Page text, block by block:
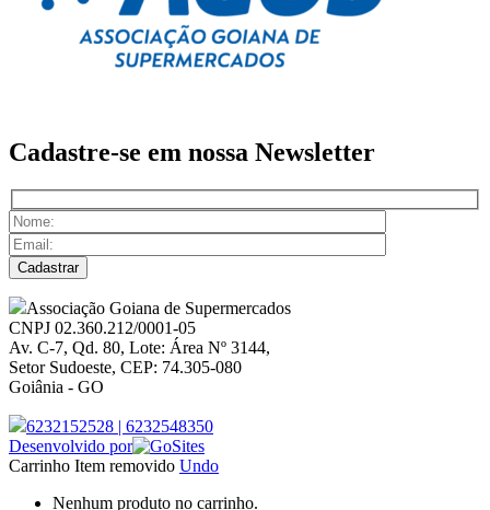
Cadastre-se em nossa Newsletter
Associação Goiana de Supermercados
CNPJ 02.360.212/0001-05
Av. C-7, Qd. 80, Lote: Área Nº 3144,
Setor Sudoeste, CEP: 74.305-080
Goiânia - GO
6232152528 | 6232548350
Desenvolvido por
Carrinho Item removido Undo
Nenhum produto no carrinho.